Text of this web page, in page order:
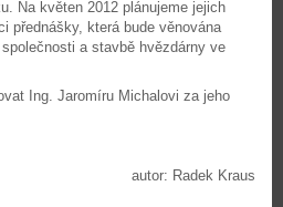
Na květen 2012 plánujeme jejich
přednášky, která bude věnována
a stavbě hvězdárny ve
Ing. Jaromíru Michalovi za jeho
autor: Radek Kraus